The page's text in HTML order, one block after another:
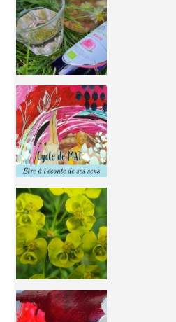
Inhabit your body and understand its
You're